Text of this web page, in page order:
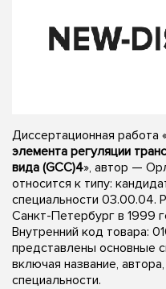
Диссертационная работа
элемента регуляции
вида (GCC)4», автор —
относится к типу:
специальности 03.00.04.
Санкт-Петербург в 1999
Внутренний код товара:
представлены основные
включая название,
специальности.